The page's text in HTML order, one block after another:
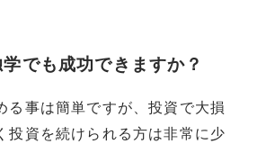
でも成功できますか？
る事は簡単ですが、投資で大損
投資を続けられる方は非常に少